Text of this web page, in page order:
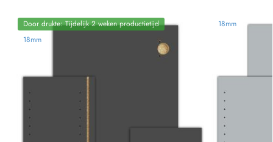
Door drukte: Tijdelijk 2 weken productietijd
18mm
18mm